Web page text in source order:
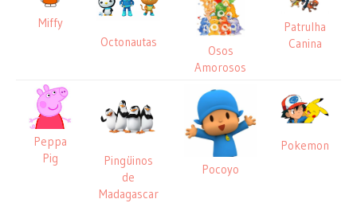
Miffy
Octonautas
Osos
Amorosos
Patrulha
Canina
Peppa
Pig
Pingüinos
de
Madagascar
Pocoyo
Pokemon